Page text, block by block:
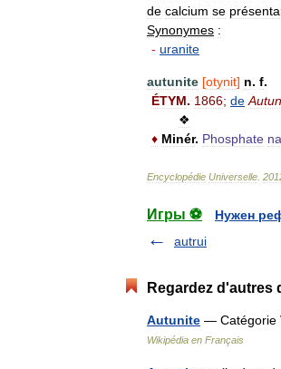
de calcium se
Synonymes :
- uranite
autunite [otynit] n. f.
ÉTYM. 1866; de Autun
❖
♦ Minér. Phosphate
Encyclopédie Universelle
Игры ⚽
Нужен
autrui
Regardez d'autres
Autunite — Catégorie
Wikipédia en Français